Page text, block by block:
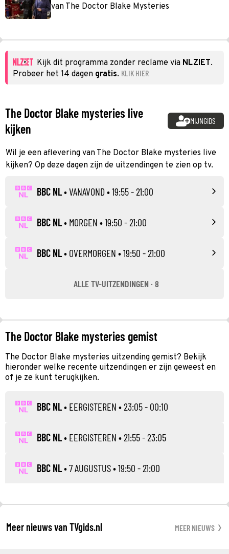
van The Doctor Blake Mysteries
Kijk dit programma zonder reclame via NLZIET.
Probeer het 14 dagen gratis. KLIK HIER
The Doctor Blake mysteries live
kijken
MIJNGIDS
Wil je een aflevering van The Doctor Blake mysteries live
kijken? Op deze dagen zijn de uitzendingen te zien op tv.
BBC NL•VANAVOND • 19:55 - 21:00
BBC NL• MORGEN • 19:50 - 21:00
BBC NL• OVERMORGEN • 19:50 - 21:00
ALLE TV-UITZENDINGEN · 8
The Doctor Blake mysteries gemist
The Doctor Blake mysteries uitzending gemist? Bekijk
hieronder welke recente uitzendingen er zijn geweest en
of je ze kunt terugkijken.
BBC NL• EERGISTEREN • 23:05 - 00:10
BBC NL• EERGISTEREN • 21:55 - 23:05
BBC NL•7 AUGUSTUS• 19:50 - 21:00
Meer nieuws van TVgids.nl MEER NIEUWS